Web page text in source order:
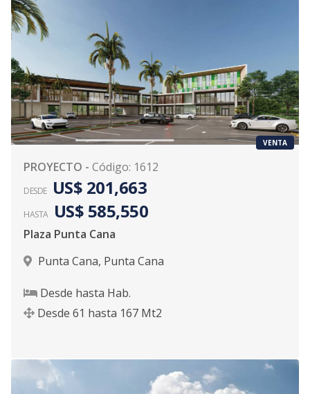
VENTA
PROYECTO - Código: 1612
DESDE US$ 201,663
HASTA US$ 585,550
Plaza Punta Cana
Punta Cana, Punta Cana
Desde hasta Hab.
Desde 61 hasta 167 Mt2